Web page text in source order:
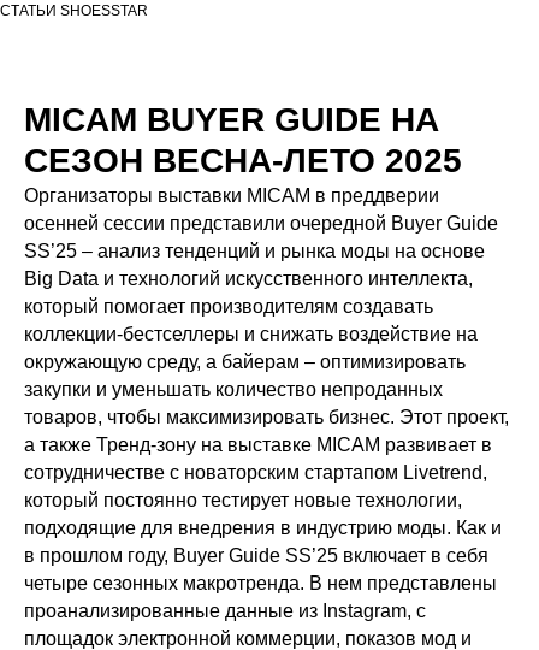
СТАТЬИ SHOESSTAR
MICAM BUYER GUIDE НА
СЕЗОН ВЕСНА-ЛЕТО 2025
Организаторы выставки MICAM в преддверии
осенней сессии представили очередной Buyer Guide
SS’25 – анализ тенденций и рынка моды на основе
Big Data и технологий искусственного интеллекта,
который помогает производителям создавать
коллекции-бестселлеры и снижать воздействие на
окружающую среду, а байерам – оптимизировать
закупки и уменьшать количество непроданных
товаров, чтобы максимизировать бизнес. Этот проект,
а также Тренд-зону на выставке MICAM развивает в
сотрудничестве с новаторским стартапом Livetrend,
который постоянно тестирует новые технологии,
подходящие для внедрения в индустрию моды. Как и
в прошлом году, Buyer Guide SS’25 включает в себя
четыре сезонных макротренда. В нем представлены
проанализированные данные из Instagram, с
площадок электронной коммерции, показов мод и